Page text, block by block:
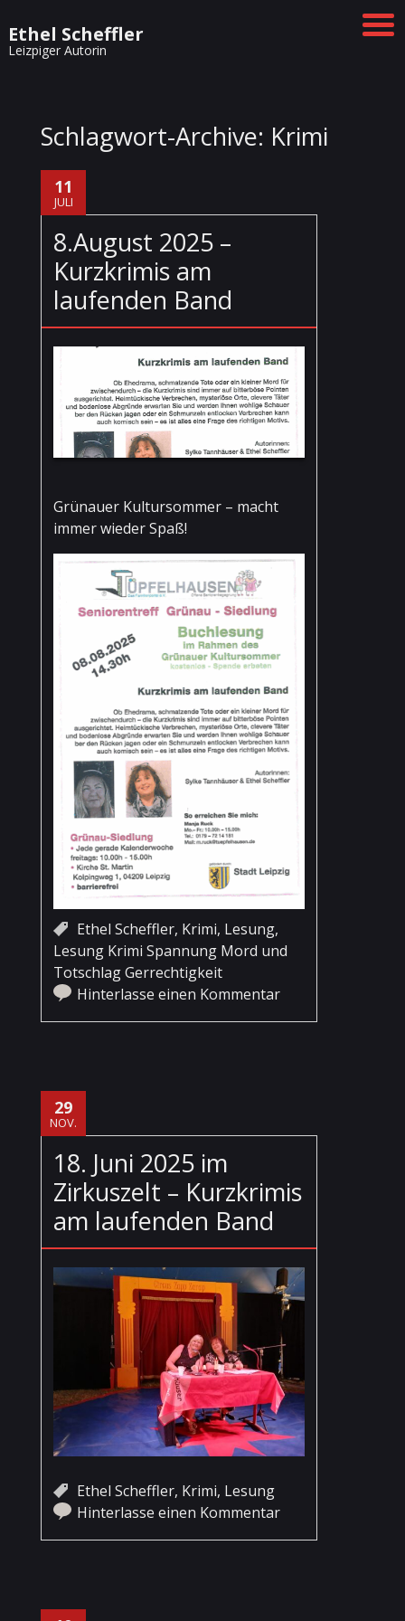
Ethel Scheffler
Leizpiger Autorin
Schlagwort-Archive: Krimi
11
JULI
8.August 2025 –
Kurzkrimis am
laufenden Band
Grünauer Kultursommer – macht
immer wieder Spaß!
Ethel Scheffler, Krimi, Lesung,
Lesung Krimi Spannung Mord und
Totschlag Gerrechtigkeit
Hinterlasse einen Kommentar
29
NOV.
18. Juni 2025 im
Zirkuszelt – Kurzkrimis
am laufenden Band
Ethel Scheffler, Krimi, Lesung
Hinterlasse einen Kommentar